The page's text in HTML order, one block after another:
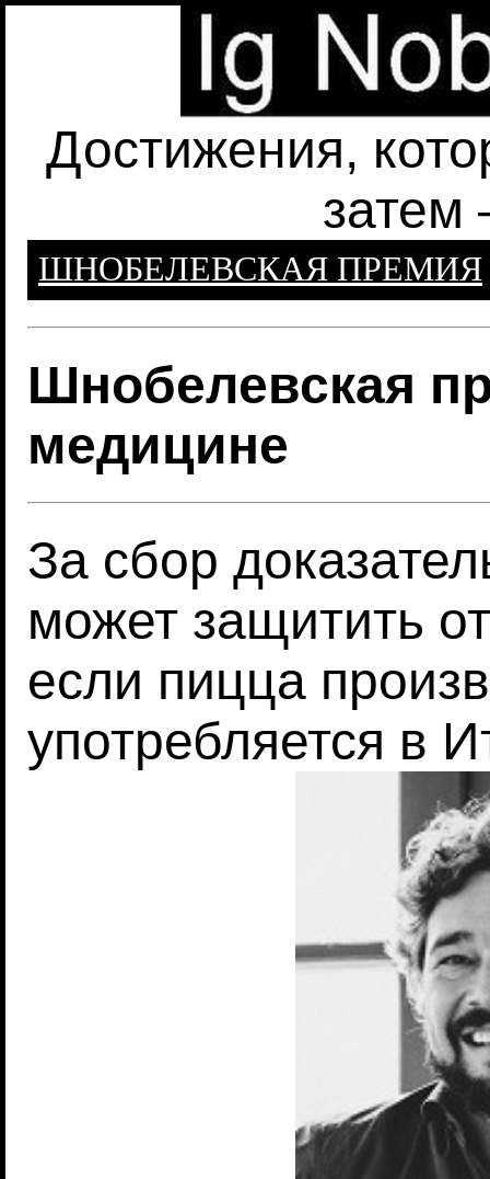
Достижения,
затем
ШНОБЕЛЕВСКАЯ ПРЕМИЯ
Шнобелевская
медицине
За сбор
может защитить
если пицца
употребляется в